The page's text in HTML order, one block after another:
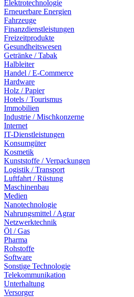
Elektrotechnologie
Erneuerbare Energien
Fahrzeuge
Finanzdienstleistungen
Freizeitprodukte
Gesundheitswesen
Getränke / Tabak
Halbleiter
Handel / E-Commerce
Hardware
Holz / Papier
Hotels / Tourismus
Immobilien
Industrie / Mischkonzerne
Internet
IT-Dienstleistungen
Konsumgüter
Kosmetik
Kunststoffe / Verpackungen
Logistik / Transport
Luftfahrt / Rüstung
Maschinenbau
Medien
Nanotechnologie
Nahrungsmittel / Agrar
Netzwerktechnik
Öl / Gas
Pharma
Rohstoffe
Software
Sonstige Technologie
Telekommunikation
Unterhaltung
Versorger